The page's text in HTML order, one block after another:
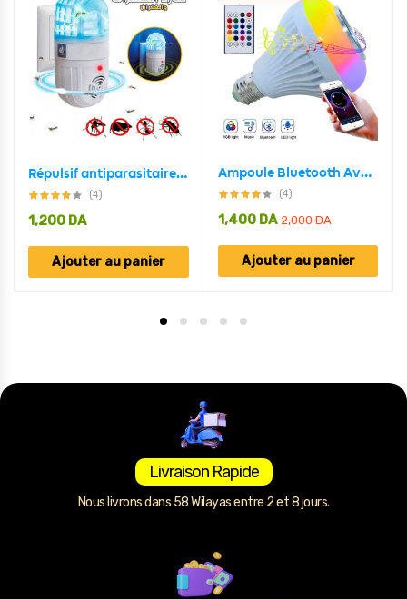
Répulsif antiparasitaire ultrasonique 2en1 et zapper d’insectes
(4)
1,200 DA
Ajouter au panier
Ampoule Bluetooth Avec Haut-Parleur Rgb Télécommande SansFil
(4)
2,000DA
1,400 DA
Ajouter au panier
Livraison Rapide
Nous livrons dans 58 Wilayas entre 2 et 8 jours.